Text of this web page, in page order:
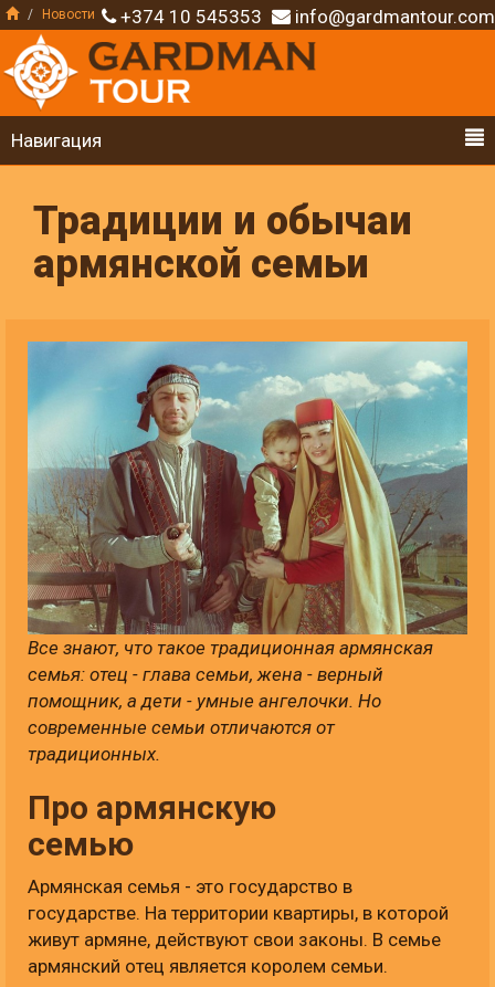
Новости +374 10 545353 info@gardmantour.com
Навигация
Традиции и обычаи
армянской семьи
Все знают, что такое традиционная армянская
семья: отец - глава семьи, жена - верный
помощник, а дети - умные ангелочки. Но
современные семьи отличаются от
традиционных.
Про армянскую
семью
Армянская семья - это государство в
государстве. На территории квартиры, в которой
живут армяне, действуют свои законы. В семье
армянский отец является королем семьи.